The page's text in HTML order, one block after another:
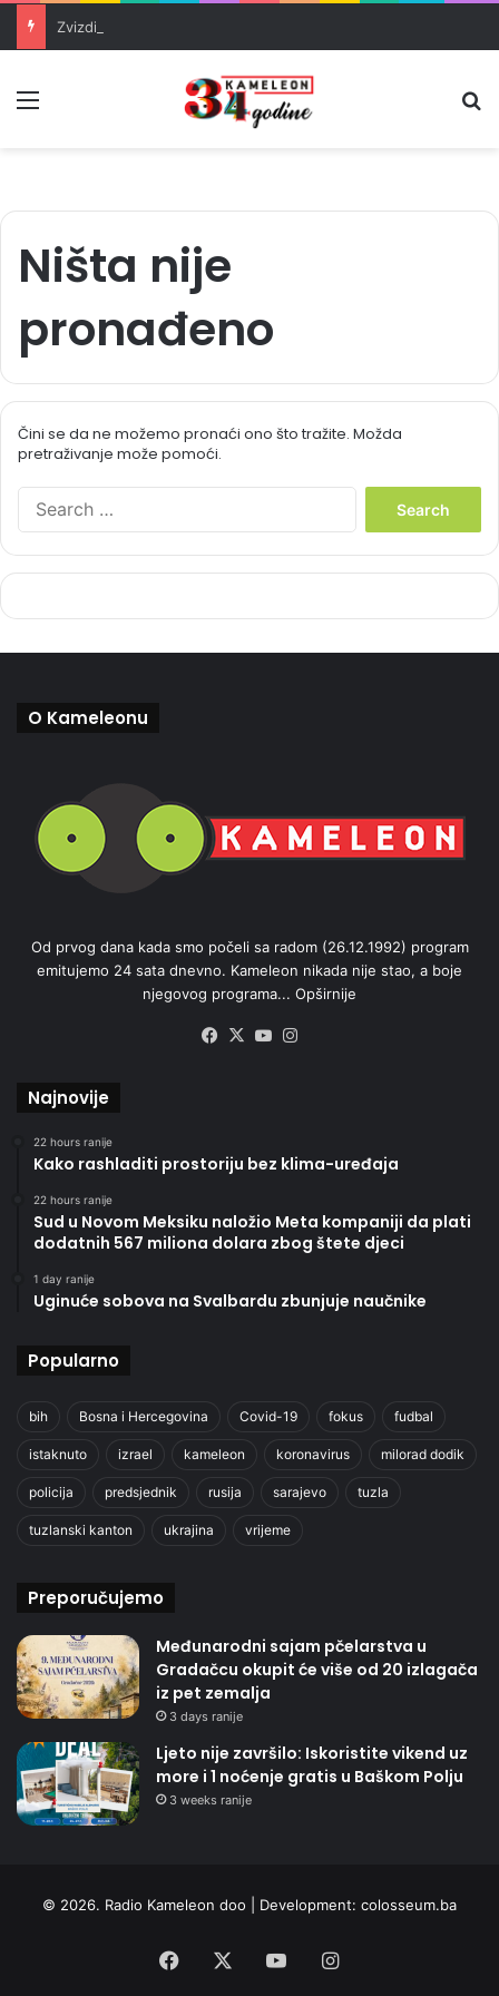
Ništa nije
pronađeno
Čini se da ne možemo pronaći ono što tražite. Možda
pretraživanje može pomoći.
h
O Kameleonu
Od prvog dana kada smo počeli sa radom (26.12.1992) program
emitujemo 24 sata dnevno. Kameleon nikada nije stao, a boje
njegovog programa... Opširnije
Facebook
X YouTube
Najnovije
22 hours ranije
Kako rashladiti prostoriju bez klima-uređaja
22 hours ranije
Sud u Novom Meksiku naložio Meta kompaniji da plati
dodatnih 567 miliona dolara zbog štete djeci
1 day ranije
Uginuće sobova na Svalbardu zbunjuje naučnike
Popularno
bih Bosna i Hercegovina Covid-19 fokus fudbal
istaknuto izrael kameleon koronavirus milorad dodik
policija predsjednik rusija sarajevo tuzla
tuzlanski kanton ukrajina vrijeme
Preporučujemo
Međunarodni sajam pčelarstva u
Gradačcu okupit će više od 20 izlagača
iz pet zemalja
3 days ranije
Ljeto nije završilo: Iskoristite vikend uz
more i 1 noćenje gratis u Baškom Polju
3 weeks ranije
© 2026. Radio Kameleon doo | Development: colosseum.ba
Facebook YouTubeInstagram